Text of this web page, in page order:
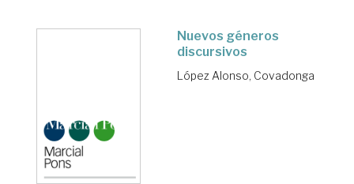
Nuevos géneros
discursivos
López Alonso, Covadonga